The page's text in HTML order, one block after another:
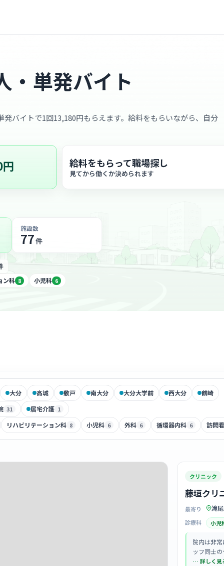
・単発バイト
発バイトで1回13,180円もらえます。給料をもらいながら、自分
給料をもらって職場探し
見てから働くか決められます
施設数
77件
ン科 8 小児科 6
大分 高城 敷戸 南大分 大分大学前 西大分
鶴崎
31 居宅介護 1
リハビリテーション科 8 小児科 6 外科 6 循環器内科 6 訪問
クリニック
藤垣クリ
最寄り 滝
診療科 小児
院内は非
ッフ同士
っかり根付
… 詳しく見